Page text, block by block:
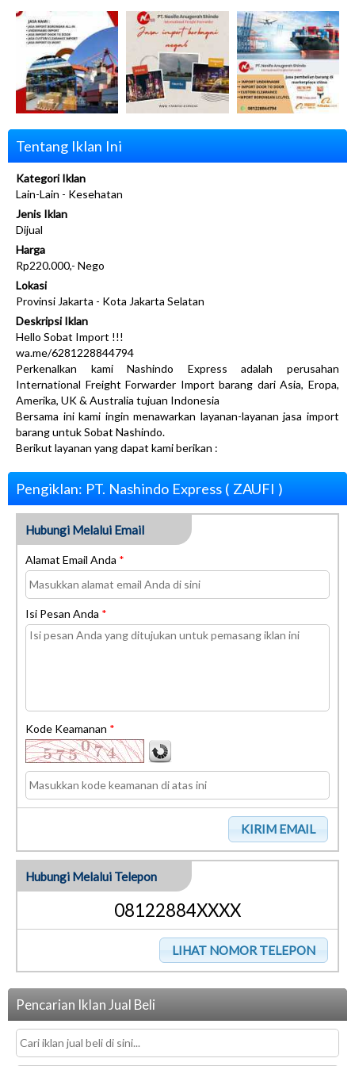
Tentang Iklan Ini
Kategori Iklan
Lain-Lain - Kesehatan
Jenis Iklan
Dijual
Harga
Rp220.000,- Nego
Lokasi
Provinsi Jakarta - Kota Jakarta Selatan
Deskripsi Iklan
Hello Sobat Import !!!
wa.me/6281228844794
Perkenalkan kami Nashindo Express adalah perusahan
International Freight Forwarder Import barang dari Asia, Eropa,
Amerika, UK & Australia tujuan Indonesia
Bersama ini kami ingin menawarkan layanan-layanan jasa import
barang untuk Sobat Nashindo.
Berikut layanan yang dapat kami berikan :
Pengiklan: PT. Nashindo Express ( ZAUFI )
Hubungi Melalui Email
Alamat Email Anda *
Isi Pesan Anda *
Kode Keamanan *
Hubungi Melalui Telepon
08122884XXXX
Pencarian Iklan Jual Beli